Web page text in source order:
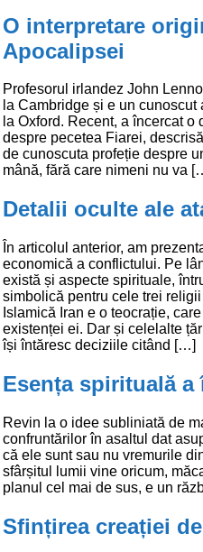
O interpretare
Apocalipsei
Profesorul irlandez John
la Cambridge și e un
la Oxford. Recent, a încercat
despre pecetea Fiarei,
de cunoscuta profeție despre
mână, fără care nimeni nu va
Detalii oculte ale
În articolul anterior, am
economică a conflictului. Pe
există și aspecte spirituale,
simbolică pentru cele trei
Islamică Iran e o teocrație,
existenței ei. Dar și celelalte
își întăresc deciziile citând […]
Esența spirituală
Revin la o idee subliniată de
confruntărilor în asaltul dat
că ele sunt sau nu vremurile
sfârșitul lumii vine oricum,
planul cel mai de sus, e un
Sfințirea creației